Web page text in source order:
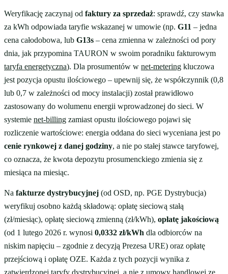
Weryfikację zaczynaj od faktury za sprzedaż: sprawdź, czy stawka
za kWh odpowiada taryfie wskazanej w umowie (np. G11 – jedna
cena całodobowa, lub G13s – cena zmienna w zależności od pory
dnia, jak przypomina TAURON w swoim poradniku fakturowym
taryfa energetyczna). Dla prosumentów w net-metering kluczowa
jest pozycja opustu ilościowego – upewnij się, że współczynnik (0,8
lub 0,7 w zależności od mocy instalacji) został prawidłowo
zastosowany do wolumenu energii wprowadzonej do sieci. W
systemie net-billing zamiast opustu ilościowego pojawi się
rozliczenie wartościowe: energia oddana do sieci wyceniana jest po
cenie rynkowej z danej godziny, a nie po stałej stawce taryfowej,
co oznacza, że kwota depozytu prosumenckiego zmienia się z
miesiąca na miesiąc.
Na fakturze dystrybucyjnej (od OSD, np. PGE Dystrybucja)
weryfikuj osobno każdą składową: opłatę sieciową stałą
(zł/miesiąc), opłatę sieciową zmienną (zł/kWh), opłatę jakościową
(od 1 lutego 2026 r. wynosi 0,0332 zł/kWh dla odbiorców na
niskim napięciu – zgodnie z decyzją Prezesa URE) oraz opłatę
przejściową i opłatę OZE. Każda z tych pozycji wynika z
zatwierdzonej taryfy dystrybucyjnej, a nie z umowy handlowej ze